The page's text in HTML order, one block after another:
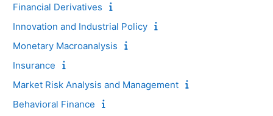
Financial Derivatives
Innovation and Industrial Policy
Monetary Macroanalysis
Insurance
Market Risk Analysis and Management
Behavioral Finance